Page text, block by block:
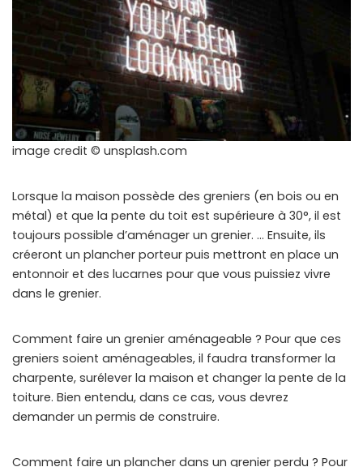
image credit © unsplash.com
Lorsque la maison possède des greniers (en bois ou en
métal) et que la pente du toit est supérieure à 30°, il est
toujours possible d’aménager un grenier. … Ensuite, ils
créeront un plancher porteur puis mettront en place un
entonnoir et des lucarnes pour que vous puissiez vivre
dans le grenier.
Comment faire un grenier aménageable ? Pour que ces
greniers soient aménageables, il faudra transformer la
charpente, surélever la maison et changer la pente de la
toiture. Bien entendu, dans ce cas, vous devrez
demander un permis de construire.
Comment faire un plancher dans un grenier perdu ? Pour